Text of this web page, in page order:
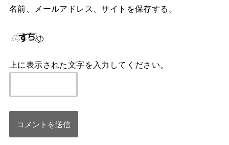
名前、メールアドレス、サイトを保存する。
上に表示された文字を入力してください。